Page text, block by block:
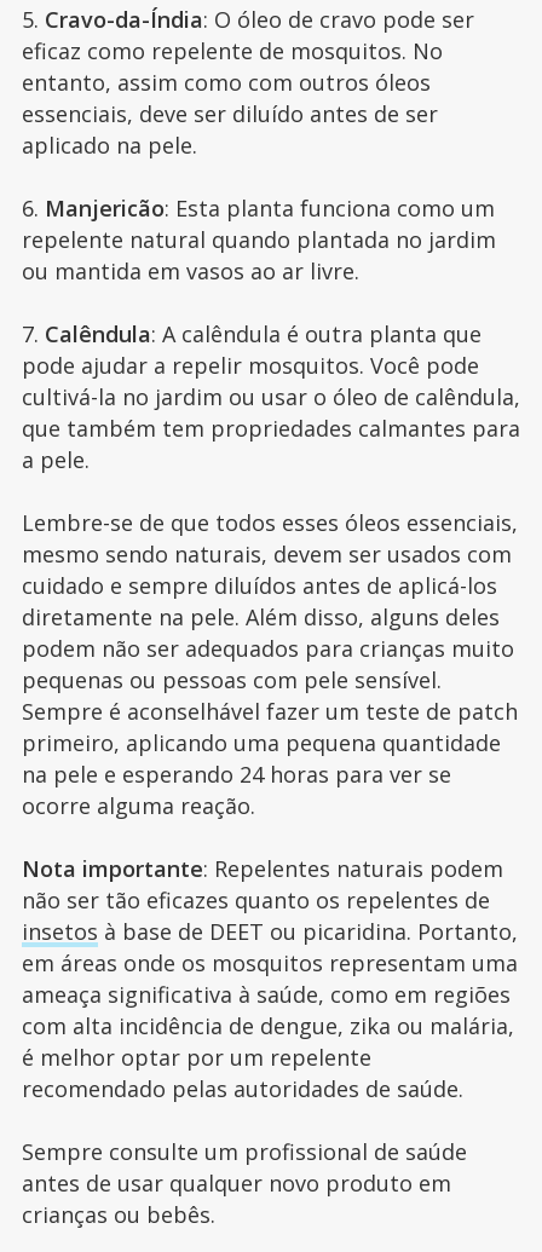
5. Cravo-da-Índia: O óleo de cravo pode ser
eficaz como repelente de mosquitos. No
entanto, assim como com outros óleos
essenciais, deve ser diluído antes de ser
aplicado na pele.
6. Manjericão: Esta planta funciona como um
repelente natural quando plantada no jardim
ou mantida em vasos ao ar livre.
7. Calêndula: A calêndula é outra planta que
pode ajudar a repelir mosquitos. Você pode
cultivá-la no jardim ou usar o óleo de calêndula,
que também tem propriedades calmantes para
a pele.
Lembre-se de que todos esses óleos essenciais,
mesmo sendo naturais, devem ser usados com
cuidado e sempre diluídos antes de aplicá-los
diretamente na pele. Além disso, alguns deles
podem não ser adequados para crianças muito
pequenas ou pessoas com pele sensível.
Sempre é aconselhável fazer um teste de patch
primeiro, aplicando uma pequena quantidade
na pele e esperando 24 horas para ver se
ocorre alguma reação.
Nota importante: Repelentes naturais podem
não ser tão eficazes quanto os repelentes de
insetos à base de DEET ou picaridina. Portanto,
em áreas onde os mosquitos representam uma
ameaça significativa à saúde, como em regiões
com alta incidência de dengue, zika ou malária,
é melhor optar por um repelente
recomendado pelas autoridades de saúde.
Sempre consulte um profissional de saúde
antes de usar qualquer novo produto em
crianças ou bebês.